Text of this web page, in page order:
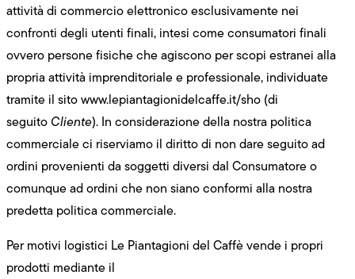
attività di commercio elettronico esclusivamente nei
confronti degli utenti finali, intesi come consumatori finali
ovvero persone fisiche che agiscono per scopi estranei alla
propria attività imprenditoriale e professionale, individuate
tramite il sitowww.lepiantagionidelcaffe.it/sho (di
seguito Cliente). In considerazione della nostra politica
commerciale ci riserviamo il diritto di non dare seguito ad
ordini provenienti da soggetti diversi dal Consumatore o
comunque ad ordini che non siano conformi alla nostra
predetta politica commerciale.
Per motivi logistici Le Piantagioni del Caffè vende i propri
prodotti mediante il